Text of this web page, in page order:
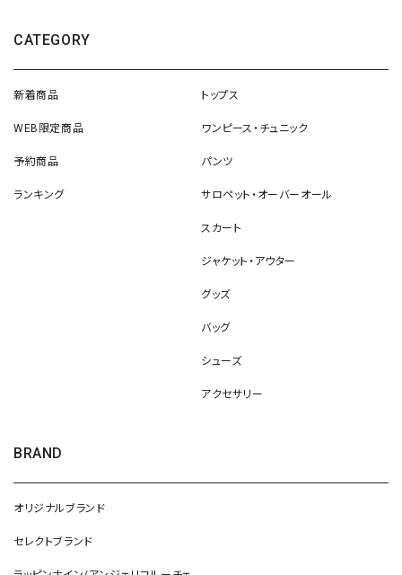
CATEGORY
新着商品
WEB限定商品
予約商品
ランキング
トップス
ワンピース・チュニック
パンツ
サロペット・オーバーオール
スカート
ジャケット・アウター
グッズ
バッグ
シューズ
アクセサリー
BRAND
オリジナルブランド
セレクトブランド